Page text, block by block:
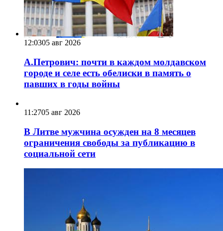
12:0305 авг 2026
А.Петрович: почти в каждом молдавском
городе и селе есть обелиски в память о
павших в годы войны
11:2705 авг 2026
В Литве мужчина осужден на 8 месяцев
ограничения свободы за публикацию в
социальной сети